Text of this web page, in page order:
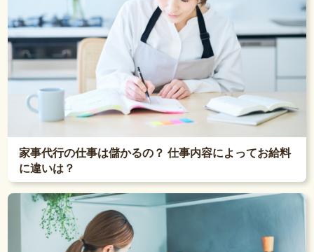
家事代行の仕事は儲かるの？ 仕事内容によってお給料
に違いは？